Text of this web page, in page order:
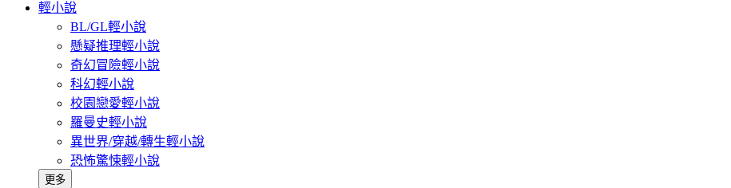
輕小說
BL/GL輕小說
懸疑推理輕小說
奇幻冒險輕小說
科幻輕小說
校園戀愛輕小說
羅曼史輕小說
異世界/穿越/轉生輕小說
恐怖驚悚輕小說
更多